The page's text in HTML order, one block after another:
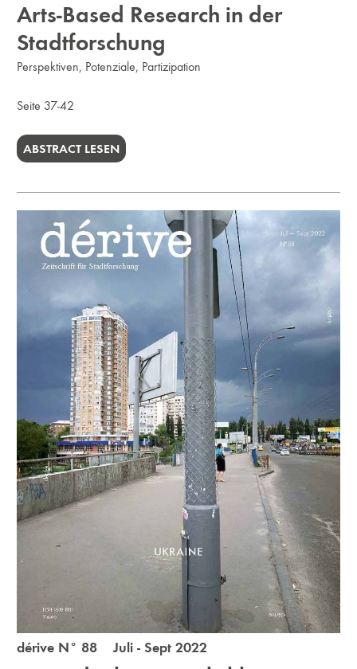
Arts-Based Research in der
Stadtforschung
Perspektiven, Potenziale, Partizipation
Seite 37-42
ABSTRACT LESEN
dérive N° 88 Juli - Sept 2022